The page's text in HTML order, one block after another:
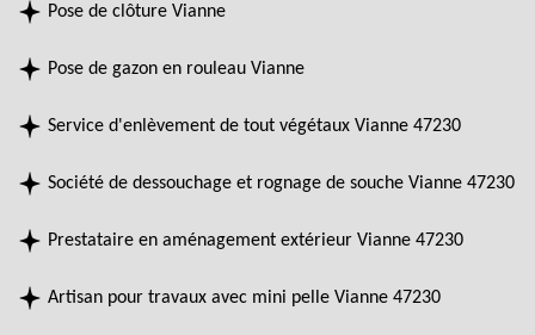
Pose de clôture Vianne
Pose de gazon en rouleau Vianne
Service d'enlèvement de tout végétaux Vianne 47230
Société de dessouchage et rognage de souche Vianne 47230
Prestataire en aménagement extérieur Vianne 47230
Artisan pour travaux avec mini pelle Vianne 47230